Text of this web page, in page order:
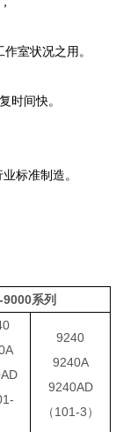
室状况之用。
时间快。
标准制造。
系列
9240
9240A
9240AD
（101-3）